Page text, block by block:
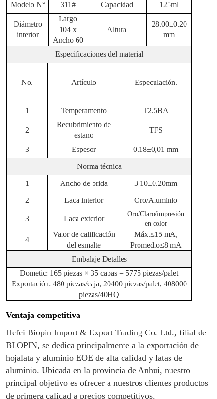
Modelo N° 311# Capacidad 1 25ml
Diámetro
interior
Largo
104 x
Ancho 60
Altura
28.00±0.20
mm
Especificaciones del material
No. Artículo Especulación.
1 Temperamento T2.5BA
2
Recubrimiento de
estaño
TFS
3 Espesor 0.18±0,01 mm
Norma técnica
1 Ancho de brida 3.10±0.20mm
2 Laca interior Oro/Aluminio
3 Laca exterior
Oro/Claro/impresión
en color
4
Valor de calificación
del esmalte
Máx.≤15 mA,
Promedio≤8 mA
Embalaje Detalles
Dometic: 165 piezas × 35 capas = 5775 piezas/palet
Exportación: 480 piezas/caja, 20400 piezas/palet, 408000
piezas/40HQ
Ventaja competitiva
Hefei Biopin Import & Export Trading Co. Ltd., filial de
BLOPIN, se dedica principalmente a la exportación de
hojalata y aluminio EOE de alta calidad y latas de
aluminio. Ubicada en la provincia de Anhui, nuestro
principal objetivo es ofrecer a nuestros clientes productos
de primera calidad a precios competitivos.